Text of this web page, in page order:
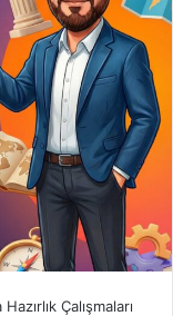
Çalışmaları